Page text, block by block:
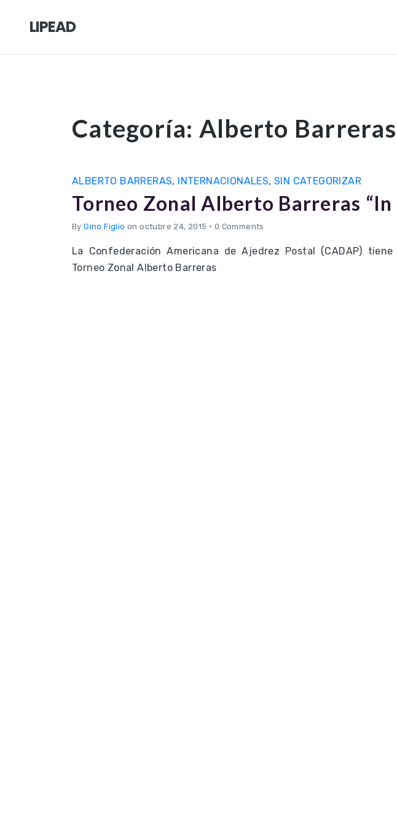
LIPEAD
Categoría: Alberto Barreras
ALBERTO BARRERAS, INTERNACIONALES,SIN CATEGORIZAR
Torneo Zonal Alberto Barreras
ByGino Figlio on octubre 24, 2015 • 0 Comments
La Confederación Americana de Ajedrez Postal (CADAP)
Torneo Zonal Alberto Barreras